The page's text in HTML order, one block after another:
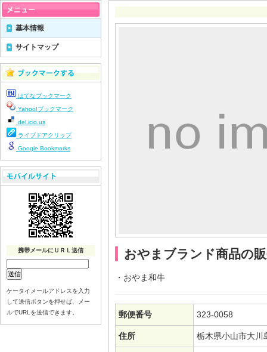
おやまブランド商品の
・おやま和牛
郵便番号 323-0058
住所 栃木県小山市大川
基本情報
サイトマップ
はてなブックマーク
Yahoo!ブックマーク
del.icio.us
ライブドアクリップ
Google Bookmarks
携帯メールにＵＲＬ送信
ケータイメールアドレスを入力
して送信ボタンを押せば、メー
ルでURLを送信できます。